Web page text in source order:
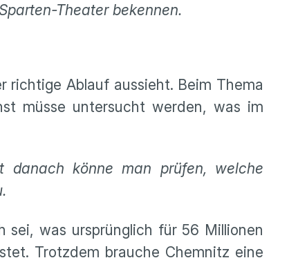
Theater bekennen.
richtige Ablauf aussieht. Beim Thema
müsse untersucht werden, was im
danach könne man prüfen, welche
was ursprünglich für 56 Millionen
Trotzdem brauche Chemnitz eine